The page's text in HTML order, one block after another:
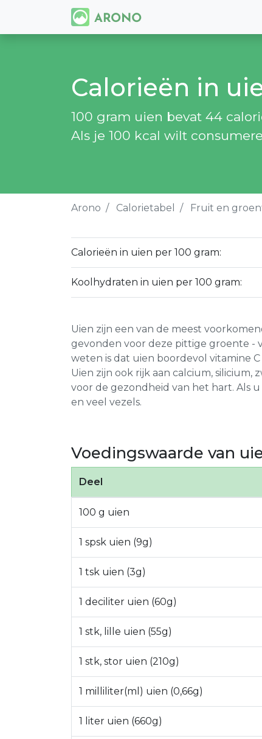
Calorieën in
100 gram uien bevat 44
Als je 100 kcal wilt
Arono Calorietabel Fruit en
Calorieën in uien per 100 gram:
Koolhydraten in uien per 100 gram:
Uien zijn een van de meest
gevonden voor deze pittige groente -
weten is dat uien boordevol vitamine
Uien zijn ook rijk aan calcium,
voor de gezondheid van het hart. Als
en veel vezels.
Voedingswaarde van
Deel
100 g uien
1 spsk uien (9g)
1 tsk uien (3g)
1 deciliter uien (60g)
1 stk, lille uien (55g)
1 stk, stor uien (210g)
1 milliliter(ml) uien (0,66g)
1 liter uien (660g)